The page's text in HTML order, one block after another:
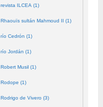
revista ILCEA (1)
Rhaouïs sultán Mahmoud II (1)
río Cedrón (1)
río Jordán (1)
Robert Musil (1)
Rodope (1)
Rodrigo de Vivero (3)